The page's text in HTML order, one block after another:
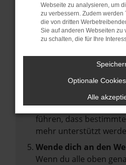
Fenster?
Starte dein Gerät neu.
Das kann manchmal
vorübergehende
Stelle sicher, dass
Betriebssystem auf
Veraltete Software
Sicherheitsrisiko,
führen, dass
mehr unterstützt
Wende dich an den
Wenn du alle oben
Webseite zu analysieren, um
zu verbessern. Zudem
die von dritten
Sie auf anderen Webseiten zu
zu schalten, die für Ihre
Optionale
Alle